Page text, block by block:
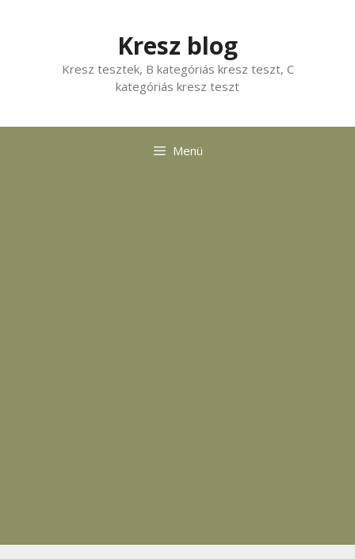
Kresz blog
Kresz tesztek, B kategóriás kresz teszt, C
kategóriás kresz teszt
Menü